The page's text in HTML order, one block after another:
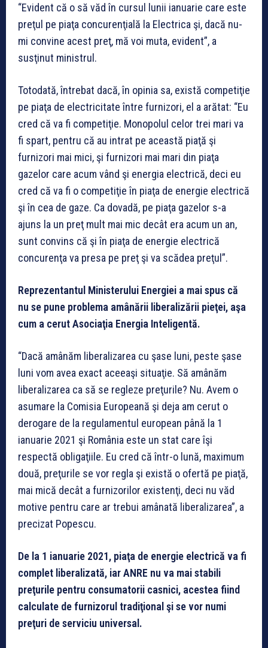
“Evident că o să văd în cursul lunii ianuarie care este
preţul pe piaţa concurenţială la Electrica şi, dacă nu-
mi convine acest preţ, mă voi muta, evident”, a
susţinut ministrul.
Totodată, întrebat dacă, în opinia sa, există competiţie
pe piaţa de electricitate între furnizori, el a arătat: “Eu
cred că va fi competiţie. Monopolul celor trei mari va
fi spart, pentru că au intrat pe această piaţă şi
furnizori mai mici, şi furnizori mai mari din piaţa
gazelor care acum vând şi energia electrică, deci eu
cred că va fi o competiţie în piaţa de energie electrică
şi în cea de gaze. Ca dovadă, pe piaţa gazelor s-a
ajuns la un preţ mult mai mic decât era acum un an,
sunt convins că şi în piaţa de energie electrică
concurenţa va presa pe preţ şi va scădea preţul”.
Reprezentantul Ministerului Energiei a mai spus că
nu se pune problema amânării liberalizării pieţei, aşa
cum a cerut Asociaţia Energia Inteligentă.
“Dacă amânăm liberalizarea cu şase luni, peste şase
luni vom avea exact aceeaşi situaţie. Să amânăm
liberalizarea ca să se regleze preţurile? Nu. Avem o
asumare la Comisia Europeană şi deja am cerut o
derogare de la regulamentul european până la 1
ianuarie 2021 şi România este un stat care îşi
respectă obligaţiile. Eu cred că într-o lună, maximum
două, preţurile se vor regla şi există o ofertă pe piaţă,
mai mică decât a furnizorilor existenţi, deci nu văd
motive pentru care ar trebui amânată liberalizarea”, a
precizat Popescu.
De la 1 ianuarie 2021, piaţa de energie electrică va fi
complet liberalizată, iar ANRE nu va mai stabili
preţurile pentru consumatorii casnici, acestea fiind
calculate de furnizorul tradiţional şi se vor numi
preţuri de serviciu universal.